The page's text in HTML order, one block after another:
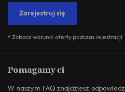
Zarejestruj się
* Zobacz warunki oferty podczas rejestracji
Pomagamy ci
W naszym FAQ znajdziesz